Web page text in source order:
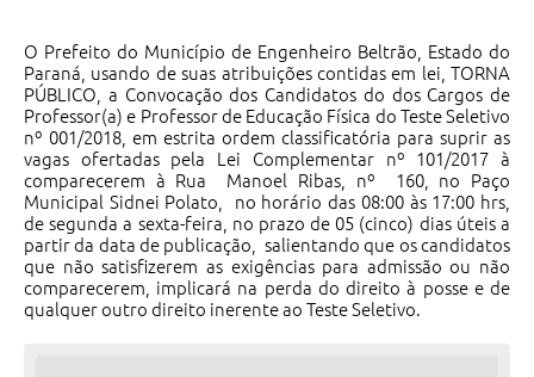
Arquivos para Download
Contas Públicas
Links
Serviços Online
Telefones Úteis
Transparência
O Prefeito do Município de Engenheiro Beltrão, Estado do
Paraná, usando de suas atribuições contidas em lei, TORNA
PÚBLICO, a Convocação dos Candidatos do dos Cargos de
Professor(a) e Professor de Educação Física do Teste Seletivo
nº 001/2018, em estrita ordem classificatória para suprir as
vagas ofertadas pela Lei Complementar nº 101/2017 à
comparecerem à Rua Manoel Ribas, nº 160, no Paço
Municipal Sidnei Polato, no horário das 08:00 às 17:00 hrs,
de segunda a sexta-feira, no prazo de 05 (cinco) dias úteis a
partir da data de publicação, salientando que os candidatos
que não satisfizerem as exigências para admissão ou não
comparecerem, implicará na perda do direito à posse e de
qualquer outro direito inerente ao Teste Seletivo.